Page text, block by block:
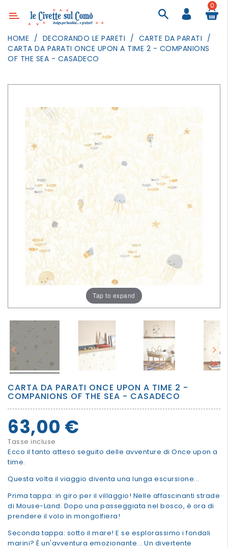
Categoria
ARREDAMENTO
TESSILI
GIOCHI
QUOTIDIANI
FESTE
GRANDI
0
HOME DECORANDO LE PARETI
CARTE DA PARATI
CARTA DA PARATI ONCE UPON A TIME 2 - COMPANIONS
OF THE SEA - CASADECO
Tap to expand
 
CARTA DA PARATI ONCE UPON A TIME 2 -
COMPANIONS OF THE SEA - CASADECO
63,00 €
Tasse incluse
Ecco il tanto atteso seguito delle avventure di Once upon a
time.
Questa volta il viaggio diventa una lunga escursione...
Prima tappa: in giro per il villaggio! Nelle affascinanti strade
di Mouse-Land. Dopo una passeggiata nel bosco, è ora di
prendere il volo in mongolfiera!
Seconda tappa: sotto il mare! E se esplorassimo i fondali
marini? È un'avventura emozionante... Un divertente